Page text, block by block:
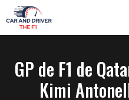
Saltar
al
contenido
GP de F1 de
Kimi